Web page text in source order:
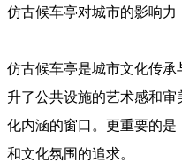
仿古候车亭对城市的影响力
仿古候车亭是城市文化传
升了公共设施的艺术感和
化内涵的窗口。更重要的
和文化氛围的追求。